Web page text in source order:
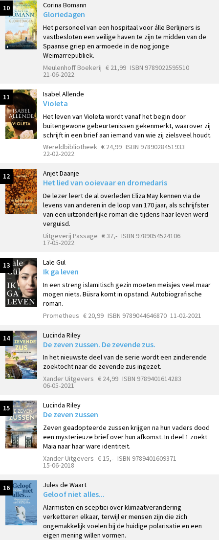
10 Corina Bomann
Gloriedagen
Het personeel van een hospitaal voor álle Berlijners is
vastbesloten een veilige haven te zijn te midden van de
Spaanse griep en armoede in de nog jonge
Weimarrepubliek.
Meulenhoff Boekerij € 21,99 ISBN 9789022595510
21-06-2022
11 Isabel Allende
Violeta
Het leven van Violeta wordt vanaf het begin door
buitengewone gebeurtenissen gekenmerkt, waarover zij
schrijft in een brief aan iemand van wie zij zielsveel houdt.
Wereldbibliotheek € 24,99 ISBN 9789028451933
22-02-2022
12 Anjet Daanje
Het lied van ooievaar en dromedaris
De lezer leert de al overleden Eliza May kennen via de
levens van anderen in de loop van 170 jaar, als schrijfster
van een uitzonderlijke roman die tijdens haar leven werd
verguisd.
Uitgeverij Passage € 37,- ISBN 9789054524106
17-05-2022
13 Lale Gül
Ik ga leven
In een streng islamitisch gezin moeten meisjes veel maar
mogen niets. Büsra komt in opstand. Autobiografische
roman.
Prometheus € 20,99 ISBN 9789044646870 11-02-2021
14 Lucinda Riley
De zeven zussen. De zevende zus.
In het nieuwste deel van de serie wordt een zinderende
zoektocht naar de zevende zus ingezet.
Xander Uitgevers € 24,99 ISBN 9789401614283
06-05-2021
15 Lucinda Riley
De zeven zussen
Zeven geadopteerde zussen krijgen na hun vaders dood
een mysterieuze brief over hun afkomst. In deel 1 zoekt
Maia naar haar ware identiteit.
Xander Uitgevers € 15,- ISBN 9789401609371
15-06-2018
16 Jules de Waart
Geloof niet alles...
Alarmisten en sceptici over klimaatverandering
verketteren elkaar, terwijl er mensen zijn die zich
ongemakkelijk voelen bij de huidige polarisatie en een
eigen mening willen vormen.